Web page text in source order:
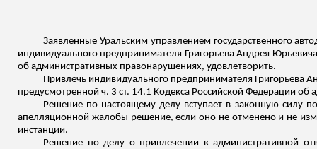
Заявленные Уральским управлением государственного
индивидуального предпринимателя Григорьева Андрея
об административных правонарушениях, удовлетворить.
Привлечь индивидуального предпринимателя
предусмотренной ч. 3 ст. 14.1 Кодекса Российской Федерации
Решение по настоящему делу вступает в законную силу
апелляционной жалобы решение, если оно не отменено и не
инстанции.
Решение по делу о привлечении к административной